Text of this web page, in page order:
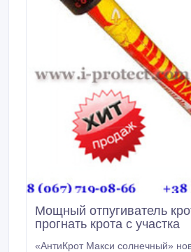
Мощный отпугиватель
прогнать крота с участка
«АнтиКрот Макси солнечный»